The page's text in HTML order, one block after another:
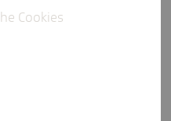
stellt die
in Bayern in diesem
zur Verfügung.
in die
Cookies